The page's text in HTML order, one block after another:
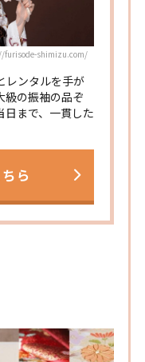
furisode-shimizu.com/
レンタルを手が
級の振袖の品ぞ
日まで、一貫した
ら